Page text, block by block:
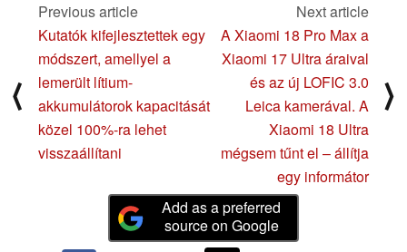
⟨
Previous article
Kutatók kifejlesztettek egy
módszert, amellyel a
lemerült lítium-
akkumulátorok kapacitását
közel 100%-ra lehet
visszaállítani
Next article
A Xiaomi 18 Pro Max a
Xiaomi 17 Ultra áraival
és az új LOFIC 3.0
Leica kamerával. A
Xiaomi 18 Ultra
mégsem tűnt el – állítja
egy informátor
⟩
Add as a preferred
source on Google